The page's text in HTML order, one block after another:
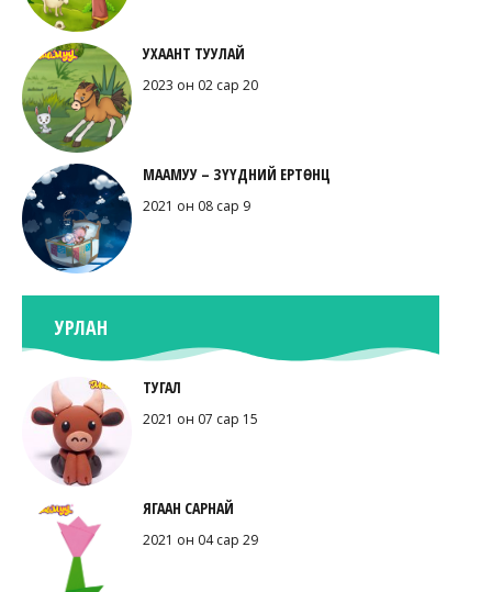
УХААНТ ТУУЛАЙ
2023 он 02 сар 20
МААМУУ – ЗҮҮДНИЙ ЕРТӨНЦ
2021 он 08 сар 9
УРЛАН
ТУГАЛ
2021 он 07 сар 15
ЯГААН САРНАЙ
2021 он 04 сар 29